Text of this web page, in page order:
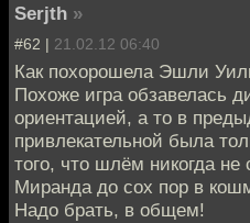
Serjth »
#62 | 21.02.12 06:40
Как похорошела Эшли
Похоже игра обзавелась
ориентацией, а то в
привлекательной была
того, что шлём никогда
Миранда до сох пор в
Надо брать, в общем!